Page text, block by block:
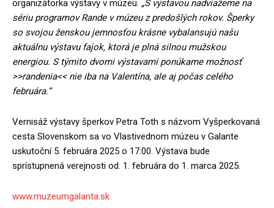
organizátorka výstavy v múzeu. „S výstavou nadviažeme na
sériu programov Rande v múzeu z predošlých rokov. Šperky
so svojou ženskou jemnosťou krásne vybalansujú našu
aktuálnu výstavu fajok, ktorá je plná silnou mužskou
energiou. S týmito dvomi výstavami ponúkame možnosť
>>randenia<< nie iba na Valentína, ale aj počas celého
februára.“
Vernisáž výstavy šperkov Petra Toth s názvom Vyšperkovaná
cesta Slovenskom sa vo Vlastivednom múzeu v Galante
uskutoční 5. februára 2025 o 17:00. Výstava bude
sprístupnená verejnosti od. 1. februára do 1. marca 2025.
www.muzeumgalanta.sk